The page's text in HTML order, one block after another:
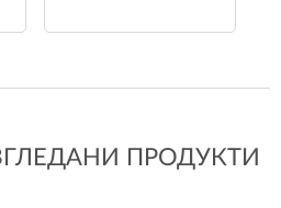
ПРОДУКТИ